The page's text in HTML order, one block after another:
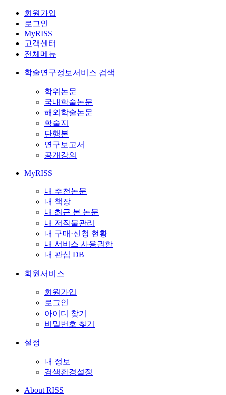
회원가입
로그인
MyRISS
고객센터
전체메뉴
학술연구정보서비스 검색
학위논문
국내학술논문
해외학술논문
학술지
단행본
연구보고서
공개강의
MyRISS
내 추천논문
내 책장
내 최근 본 논문
내 저작물관리
내 구매·신청 현황
내 서비스 사용권한
내 관심 DB
회원서비스
회원가입
로그인
아이디 찾기
비밀번호 찾기
설정
내 정보
검색환경설정
About RISS